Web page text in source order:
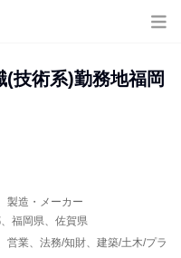
(技術系)勤務地福岡
製造・メーカー
福岡県、佐賀県
営業、法務/知財、建築/土木/プラ